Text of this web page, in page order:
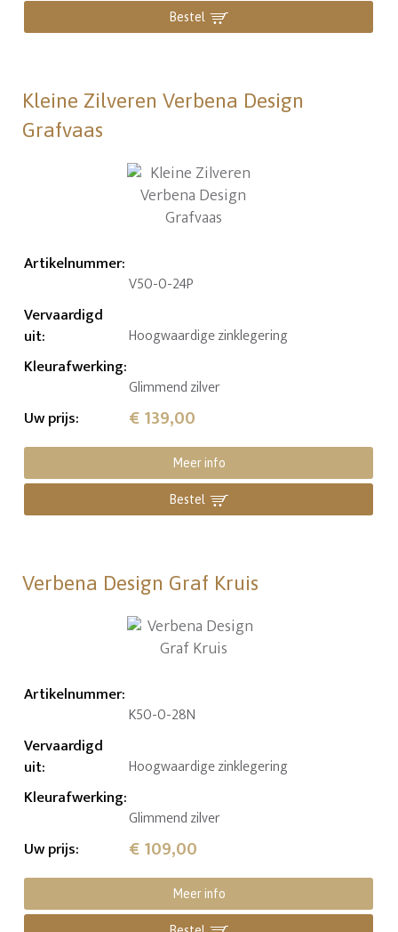
Bestel
Kleine Zilveren Verbena Design
Grafvaas
Artikelnummer:
V50-0-24P
Vervaardigd
uit: Hoogwaardige zinklegering
Kleurafwerking:
Glimmend zilver
Uw prijs: € 139,00
Meer info
Bestel
Verbena Design Graf Kruis
Artikelnummer:
K50-0-28N
Vervaardigd
uit: Hoogwaardige zinklegering
Kleurafwerking:
Glimmend zilver
Uw prijs: € 109,00
Meer info